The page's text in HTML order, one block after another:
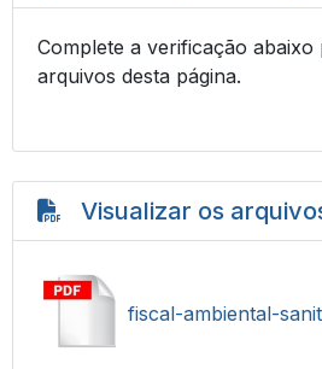
Complete a verificação abaixo
arquivos desta página.
Visualizar os
fiscal-ambiental-